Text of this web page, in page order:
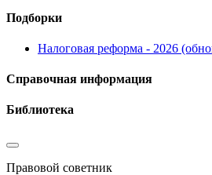
Подборки
Налоговая реформа - 2026
Справочная информация
Библиотека
Правовой советник